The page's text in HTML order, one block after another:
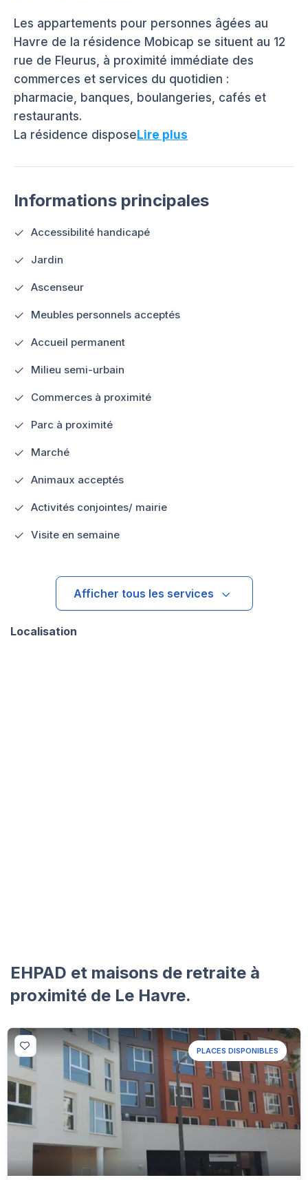
Les appartements pour personnes âgées au
Havre de la résidence Mobicap se situent au 12
rue de Fleurus, à proximité immédiate des
commerces et services du quotidien :
pharmacie, banques, boulangeries, cafés et
restaurants.
La résidence disposeLire plus
Informations principales
Accessibilité handicapé
Jardin
Ascenseur
Meubles personnels acceptés
Accueil permanent
Milieu semi-urbain
Commerces à proximité
Parc à proximité
Marché
Animaux acceptés
Activités conjointes/ mairie
Visite en semaine
Afficher tous les services
Localisation
EHPAD et maisons de retraite à
proximité de Le Havre.
PLACES DISPONIBLES